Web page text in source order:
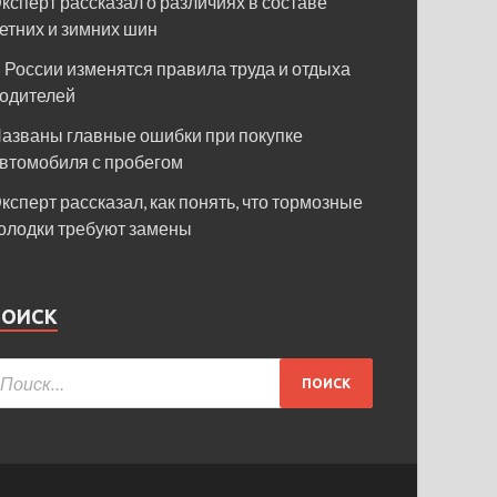
и зимних шин
России изменятся правила труда и отдыха
главные ошибки при покупке
с пробегом
рассказал, как понять, что тормозные
требуют замены